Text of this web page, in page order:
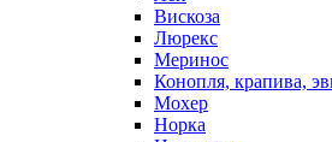
Вискоза
Люрекс
Меринос
Конопля, крапива,
Мохер
Норка